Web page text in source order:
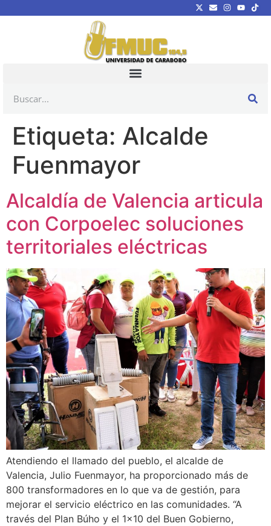
Etiqueta: Alcalde
Fuenmayor
Alcaldía de Valencia articula
con Corpoelec soluciones
territoriales eléctricas
Atendiendo el llamado del pueblo, el alcalde de
Valencia, Julio Fuenmayor, ha proporcionado más de
800 transformadores en lo que va de gestión, para
mejorar el servicio eléctrico en las comunidades. “A
través del Plan Búho y el 1×10 del Buen Gobierno,